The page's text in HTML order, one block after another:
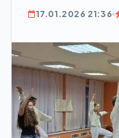
17.01.2026 21:36